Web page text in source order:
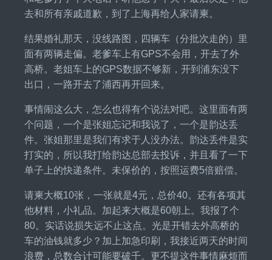
去和所有亲戚道歉，到了上海再给人家请柬。
结果婚礼那天，没线路图，四辆车（分批次走的）里
面有两辆走偏。老爹车上有GPS不会用，开去了外
高桥。老姐车上的GPS数据不够新，开到浦东没下
出口，一路开去了浦西再开回来。
事情闹这么大，怎么也得有个说法对吧。这里面有两
个问题，一个是张姐忘记和我说了，一个是韵达丢
件。张姐那里是我们有求于人没办法。韵达丢件是实
打实的，所以我打给韵达总部去投诉，并且看了一下
单子上的快递条件。未保价的，按照运费5倍赔偿。
请柬大概10张，一张就是4元，总价40。还有各项其
他材料，小礼品。加起来大概是60朝上。我报了个
80。实话说损失远不止这点。光是开错去外高桥的
车的油钱就多少？加上加急印刷，我接近两天的时间
浪费，总数合计可能要破千。更不提这件事情麻烦而